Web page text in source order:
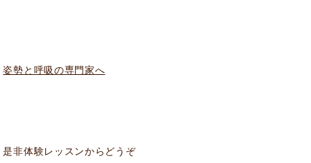
姿勢と呼吸の専門家へ
是非体験レッスンからどうぞ